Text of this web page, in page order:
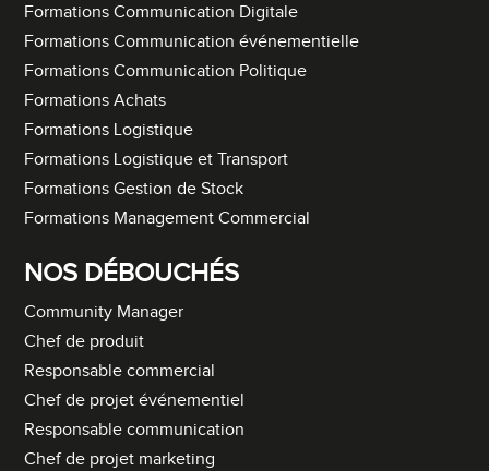
Formations Communication Digitale
Formations Communication événementielle
Formations Communication Politique
Formations Achats
Formations Logistique
Formations Logistique et Transport
Formations Gestion de Stock
Formations Management Commercial
NOS DÉBOUCHÉS
Community Manager
Chef de produit
Responsable commercial
Chef de projet événementiel
Responsable communication
Chef de projet marketing